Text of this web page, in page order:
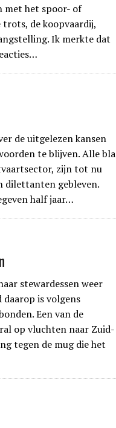
met het spoor- of
de koopvaardij,
Ik merkte dat
de uitgelezen kansen
te blijven. Alle bla
zijn tot nu
dilettanten gebleven.
half jaar…
stewardessen weer
is volgens
Een van de
op vluchten naar Zuid-
tegen de mug die het